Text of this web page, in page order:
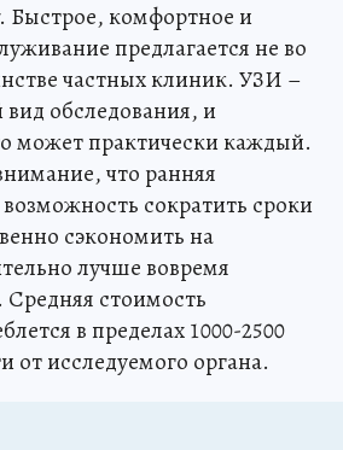
. Быстрое, комфортное и
предлагается не во
частных клиник. УЗИ –
обследования, и
может практически каждый.
что ранняя
сократить сроки
сэкономить на
лучше вовремя
Средняя стоимость
в пределах 1000-2500
от исследуемого органа.